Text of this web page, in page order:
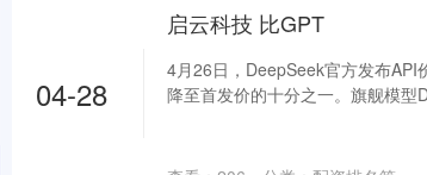
04-28
启云科技 比GPT
4月26日，DeepSeek官方发布API
降至首发价的十分之一。旗舰模型